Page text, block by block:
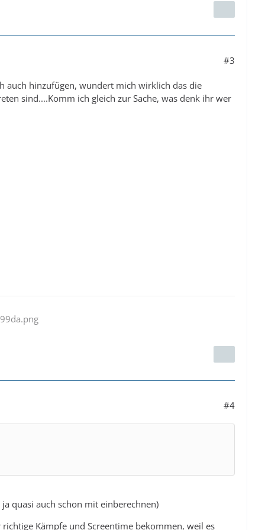
#3
auch hinzufügen, wundert mich wirklich das die
sind....Komm ich gleich zur Sache, was denk ihr wer
#4
quasi auch schon mit einberechnen)
Kämpfe und Screentime bekommen, weil es